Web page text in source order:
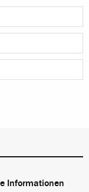
Informationen